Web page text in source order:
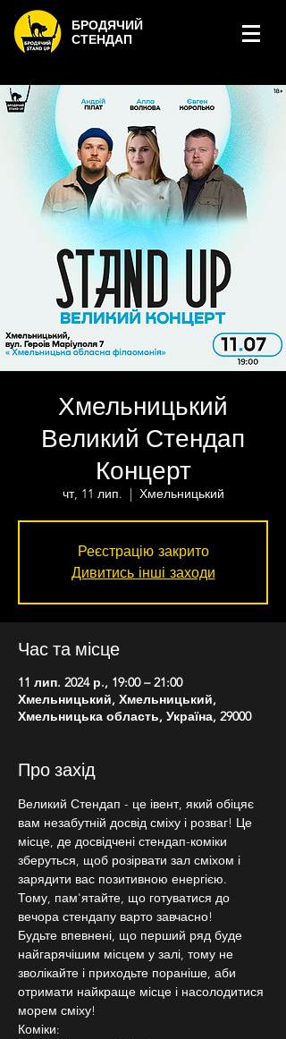
БРОДЯЧИЙ
СТЕНДАП
Хмельницький
Великий Стендап
Концерт
чт, 11 лип.
  |
Хмельницький
Реєстрацію закрито
Дивитись інші заходи
Час та місце
11 лип. 2024 р., 19:00 – 21:00
Хмельницький, Хмельницький,
Хмельницька область, Україна, 29000
Про захід
Великий Стендап - це івент, який обіцяє
вам незабутній досвід сміху і розваг! Це
місце, де досвідчені стендап-коміки
зберуться, щоб розірвати зал сміхом і
зарядити вас позитивною енергією.
Тому, пам'ятайте, що готуватися до
вечора стендапу варто завчасно!
Будьте впевнені, що перший ряд буде
найгарячішим місцем у залі, тому не
зволікайте і приходьте пораніше, аби
отримати найкраще місце і насолодитися
морем сміху!
Коміки: